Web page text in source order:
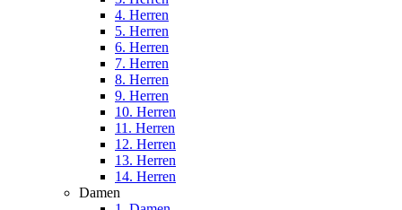
4. Herren
5. Herren
6. Herren
7. Herren
8. Herren
9. Herren
10. Herren
11. Herren
12. Herren
13. Herren
14. Herren
Damen